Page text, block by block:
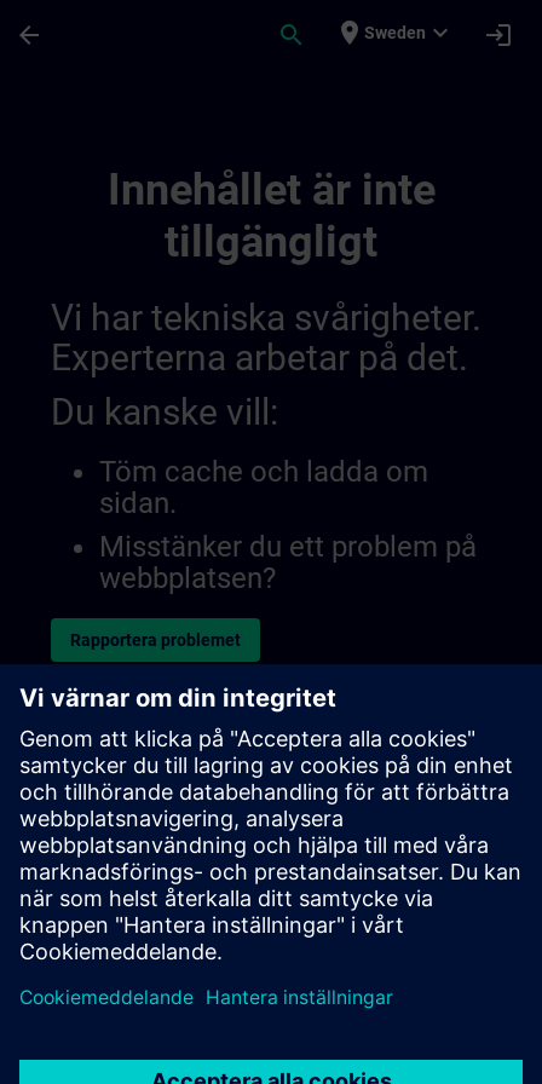
arrow_back search place Sweden expand_more login
Innehållet är inte
tillgängligt
Vi har tekniska svårigheter.
Experterna arbetar på det.
Du kanske vill:
Töm cache och ladda om
sidan.
Misstänker du ett problem på
webbplatsen?
Rapportera problemet